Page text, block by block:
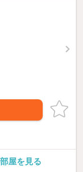
屋を見る